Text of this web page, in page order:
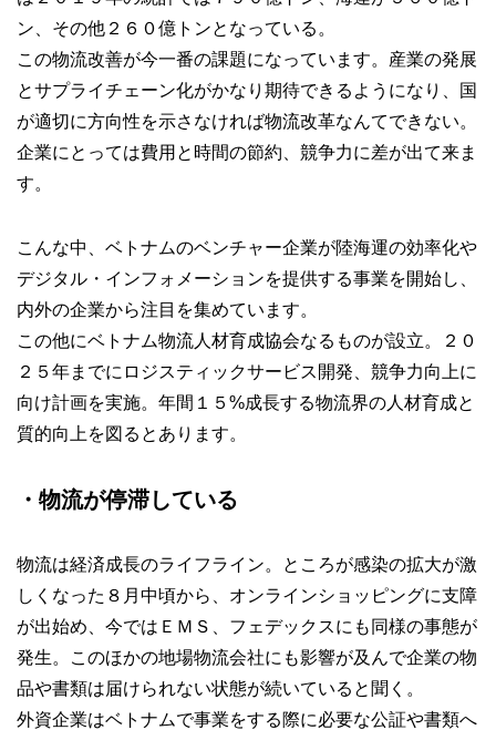
ン、その他２６０億トンとなっている。
この物流改善が今一番の課題になっています。産業の発展
とサプライチェーン化がかなり期待できるようになり、国
が適切に方向性を示さなければ物流改革なんてできない。
企業にとっては費用と時間の節約、競争力に差が出て来ま
す。
こんな中、ベトナムのベンチャー企業が陸海運の効率化や
デジタル・インフォメーションを提供する事業を開始し、
内外の企業から注目を集めています。
この他にベトナム物流人材育成協会なるものが設立。２０
２５年までにロジスティックサービス開発、競争力向上に
向け計画を実施。年間１５%成長する物流界の人材育成と
質的向上を図るとあります。
・物流が停滞している
物流は経済成長のライフライン。ところが感染の拡大が激
しくなった８月中頃から、オンラインショッピングに支障
が出始め、今ではＥＭＳ、フェデックスにも同様の事態が
発生。このほかの地場物流会社にも影響が及んで企業の物
品や書類は届けられない状態が続いていると聞く。
外資企業はベトナムで事業をする際に必要な公証や書類へ